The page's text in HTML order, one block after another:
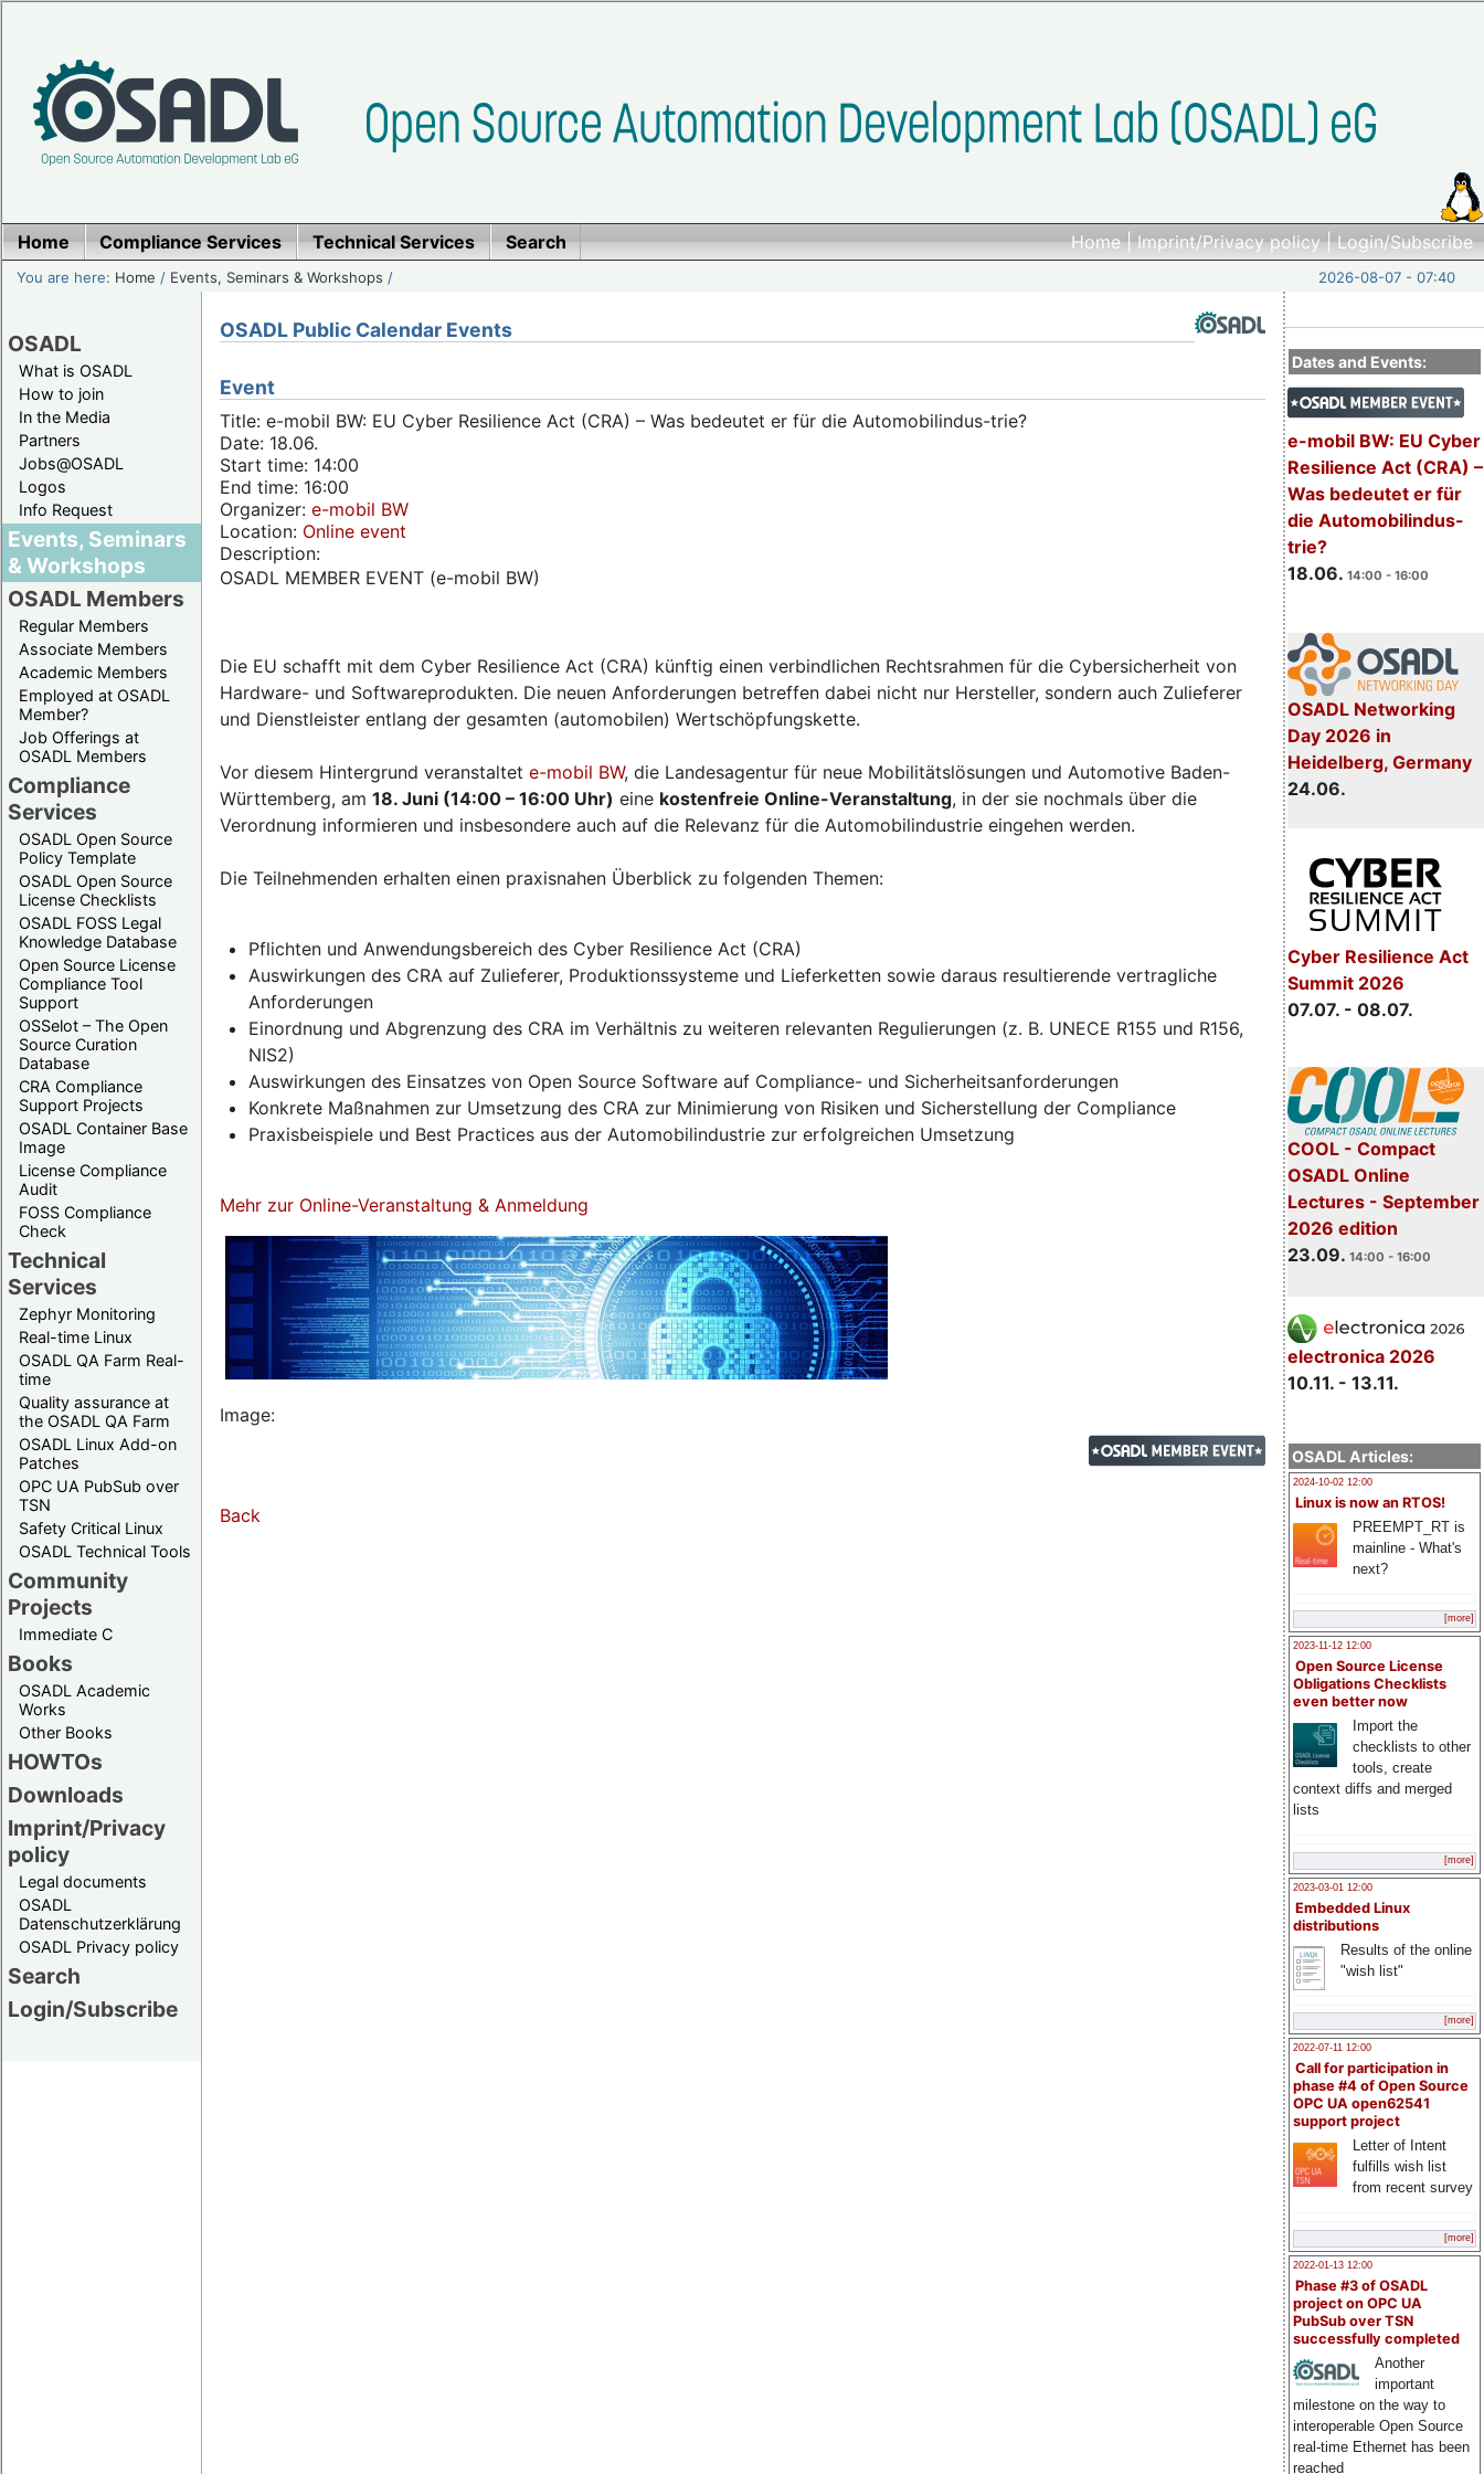
Home|Imprint/Privacy policy|Login/Subscribe
Home Compliance Services Technical Services Search
You are here: Home / Events, Seminars & Workshops / 2026-08-07 - 07:40
OSADL
What is OSADL
How to join
In the Media
Partners
Jobs@OSADL
Logos
Info Request
Events, Seminars
& Workshops
OSADL Members
Regular Members
Associate Members
Academic Members
Employed at OSADL
Member?
Job Offerings at
OSADL Members
Compliance
Services
OSADL Open Source
Policy Template
OSADL Open Source
License Checklists
OSADL FOSS Legal
Knowledge Database
Open Source License
Compliance Tool
Support
OSSelot – The Open
Source Curation
Database
CRA Compliance
Support Projects
OSADL Container Base
Image
License Compliance
Audit
FOSS Compliance
Check
Technical
Services
Zephyr Monitoring
Real-time Linux
OSADL QA Farm Real-
time
Quality assurance at
the OSADL QA Farm
OSADL Linux Add-on
Patches
OPC UA PubSub over
TSN
Safety Critical Linux
OSADL Technical Tools
Community
Projects
Immediate C
Books
OSADL Academic
Works
Other Books
HOWTOs
Downloads
Imprint/Privacy
policy
Legal documents
OSADL
Datenschutzerklärung
OSADL Privacy policy
Search
Login/Subscribe
Dates and Events:
e-mobil BW: EU Cyber
Resilience Act (CRA) –
Was bedeutet er für
die Automobilindus-
trie?
18.06. 14:00 - 16:00
OSADL Networking
Day 2026 in
Heidelberg, Germany
24.06.
Cyber Resilience Act
Summit 2026
07.07. - 08.07.
COOL - Compact
OSADL Online
Lectures - September
2026 edition
23.09. 14:00 - 16:00
electronica 2026
10.11. - 13.11.
OSADL Articles:
2024-10-02 12:00
Linux is now an RTOS!
PREEMPT_RT is
mainline - What's
next?
[more]
2023-11-12 12:00
Open Source License
Obligations Checklists
even better now
Import the
checklists to other
tools, create
context diffs and merged
lists
[more]
2023-03-01 12:00
Embedded Linux
distributions
Results of the online
"wish list"
[more]
2022-07-11 12:00
Call for participation in
phase #4 of Open Source
OPC UA open62541
support project
Letter of Intent
fulfills wish list
from recent survey
[more]
2022-01-13 12:00
Phase #3 of OSADL
project on OPC UA
PubSub over TSN
successfully completed
Another
important
milestone on the way to
interoperable Open Source
real-time Ethernet has been
reached
OSADL Public Calendar Events
Event
Title: e-mobil BW: EU Cyber Resilience Act (CRA) – Was bedeutet er für die Automobilindus-trie?
Date: 18.06.
Start time: 14:00
End time: 16:00
Organizer: e-mobil BW
Location: Online event
Description:
OSADL MEMBER EVENT (e-mobil BW)
Die EU schafft mit dem Cyber Resilience Act (CRA) künftig einen verbindlichen Rechtsrahmen für die Cybersicherheit von
Hardware- und Softwareprodukten. Die neuen Anforderungen betreffen dabei nicht nur Hersteller, sondern auch Zulieferer
und Dienstleister entlang der gesamten (automobilen) Wertschöpfungskette.
Vor diesem Hintergrund veranstaltet e-mobil BW, die Landesagentur für neue Mobilitätslösungen und Automotive Baden-
Württemberg, am 18. Juni (14:00 – 16:00 Uhr) eine kostenfreie Online-Veranstaltung, in der sie nochmals über die
Verordnung informieren und insbesondere auch auf die Relevanz für die Automobilindustrie eingehen werden.
Die Teilnehmenden erhalten einen praxisnahen Überblick zu folgenden Themen:
Pflichten und Anwendungsbereich des Cyber Resilience Act (CRA)
Auswirkungen des CRA auf Zulieferer, Produktionssysteme und Lieferketten sowie daraus resultierende vertragliche
Anforderungen
Einordnung und Abgrenzung des CRA im Verhältnis zu weiteren relevanten Regulierungen (z. B. UNECE R155 und R156,
NIS2)
Auswirkungen des Einsatzes von Open Source Software auf Compliance- und Sicherheitsanforderungen
Konkrete Maßnahmen zur Umsetzung des CRA zur Minimierung von Risiken und Sicherstellung der Compliance
Praxisbeispiele und Best Practices aus der Automobilindustrie zur erfolgreichen Umsetzung
Mehr zur Online-Veranstaltung & Anmeldung
Image:
Back